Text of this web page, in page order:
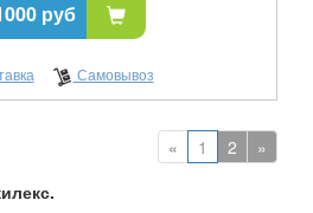
руб
Самовывоз
« 1 2
»